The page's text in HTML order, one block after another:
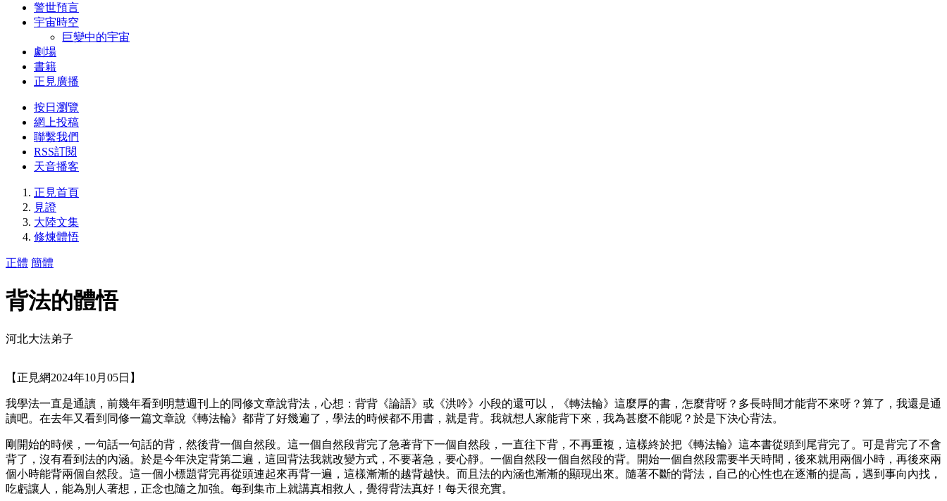
警世預言
宇宙時空
巨變中的宇宙
劇場
書籍
正見廣播
按日瀏覽
網上投稿
聯繫我們
RSS訂閱
天音播客
正見首頁
見證
大陸文集
修煉體悟
正體 簡體
背法的體悟
河北大法弟子
【正見網2024年10月05日】
我學法一直是通讀，前幾年看到明慧週刊上的同修文章說背法，心想：背背《論語》或《洪吟》小段的還可以，《轉法輪》這麼厚的書，怎麼背呀？多長時間才能背不來呀？算了，我還是通
讀吧。在去年又看到同修一篇文章說《轉法輪》都背了好幾遍了，學法的時候都不用書，就是背。我就想人家能背下來，我為甚麼不能呢？於是下決心背法。
剛開始的時候，一句話一句話的背，然後背一個自然段。這一個自然段背完了急著背下一個自然段，一直往下背，不再重複，這樣終於把《轉法輪》這本書從頭到尾背完了。可是背完了不會
背了，沒有看到法的內涵。於是今年決定背第二遍，這回背法我就改變方式，不要著急，要心靜。一個自然段一個自然段的背。開始一個自然段需要半天時間，後來就用兩個小時，再後來兩
個小時能背兩個自然段。這一個小標題背完再從頭連起來再背一遍，這樣漸漸的越背越快。而且法的內涵也漸漸的顯現出來。隨著不斷的背法，自己的心性也在逐漸的提高，遇到事向內找，
吃虧讓人，能為別人著想，正念也隨之加強。每到集市上就講真相救人，覺得背法真好！每天很充實。